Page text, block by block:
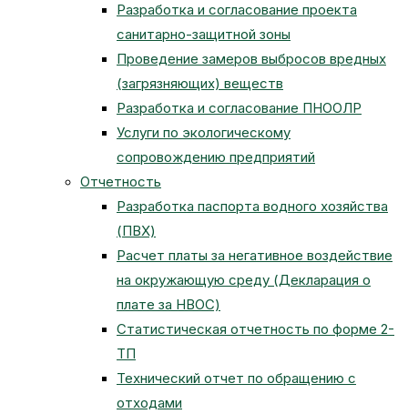
Разработка и согласование проекта
санитарно-защитной зоны
Проведение замеров выбросов вредных
(загрязняющих) веществ
Разработка и согласование ПНООЛР
Услуги по экологическому
сопровождению предприятий
Отчетность
Разработка паспорта водного хозяйства
(ПВХ)
Расчет платы за негативное воздействие
на окружающую среду (Декларация о
плате за НВОС)
Статистическая отчетность по форме 2-
ТП
Технический отчет по обращению с
отходами